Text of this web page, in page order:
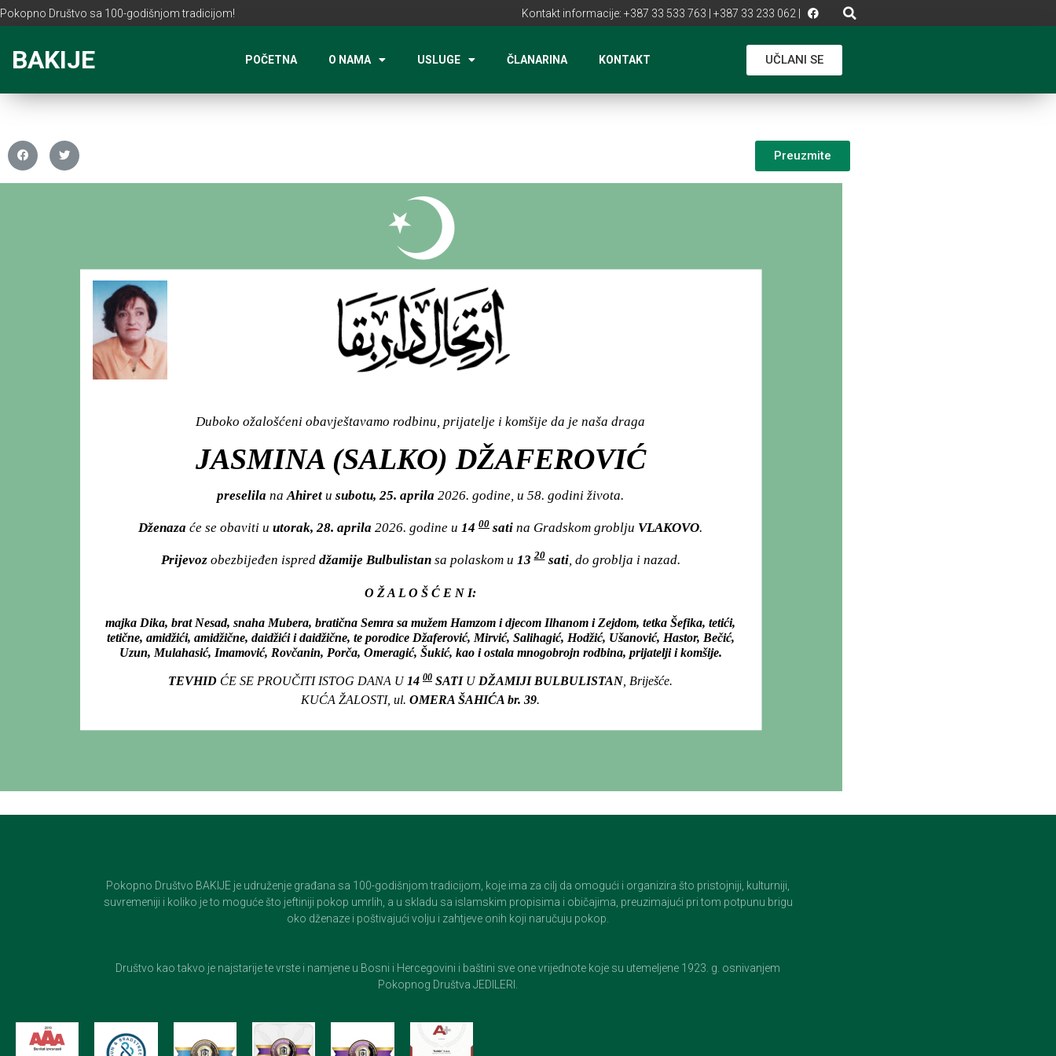
Pokopno Društvo sa 100-godišnjom tradicijom! Kontakt informacije: +387 33 533 763 | +387 33 233 062 |
BAKIJE POČETNA O NAMA USLUGE ČLANARINA KONTAKT UČLANI SE
Preuzmite
Duboko ožalošćeni obavještavamo rodbinu, prijatelje i komšije da je naša draga
JASMINA (SALKO) DŽAFEROVIĆ
preselila naAhiret u subotu, 25. aprila 2026. godine, u 58. godini života.
Dženaza će se obaviti u utorak, 28. aprila 2026. godine u 14 00 sati na Gradskom groblju VLAKOVO.
Prijevozobezbijeđen ispred džamije Bulbulistansa polaskom u 1320sati, do groblja i nazad.
O Ž A L O Š Ć E N I:
majka Dika, brat Nesad, snaha Mubera, bratična Semra sa mužem Hamzom i djecom Ilhanom i Zejdom, tetka Šefika, tetići,
tetične, amidžići, amidžične, daidžići i daidžične, te porodice Džaferović, Mirvić, Salihagić, Hodžić, Ušanović, Hastor, Bečić,
Uzun, Mulahasić, Imamović, Rovčanin, Porča, Omeragić, Šukić, kao i ostala mnogobrojn rodbina, prijatelji i komšije.
TEVHID ĆE SE PROUČITI ISTOG DANA U 14 00 SATIU DŽAMIJI BULBULISTAN , Briješće.
KUĆA ŽALOSTI, ul. OMERA ŠAHIĆA br. 39.
Pokopno Društvo BAKIJE je udruženje građana sa 100-godišnjom tradicijom, koje ima za cilj da omogući i organizira što pristojniji, kulturniji,
suvremeniji i koliko je to moguće što jeftiniji pokop umrlih, a u skladu sa islamskim propisima i običajima, preuzimajući pri tom potpunu brigu
oko dženaze i poštivajući volju i zahtjeve onih koji naručuju pokop.
Društvo kao takvo je najstarije te vrste i namjene u Bosni i Hercegovini i baštini sve one vrijednote koje su utemeljene 1923. g. osnivanjem
Pokopnog Društva JEDILERI.